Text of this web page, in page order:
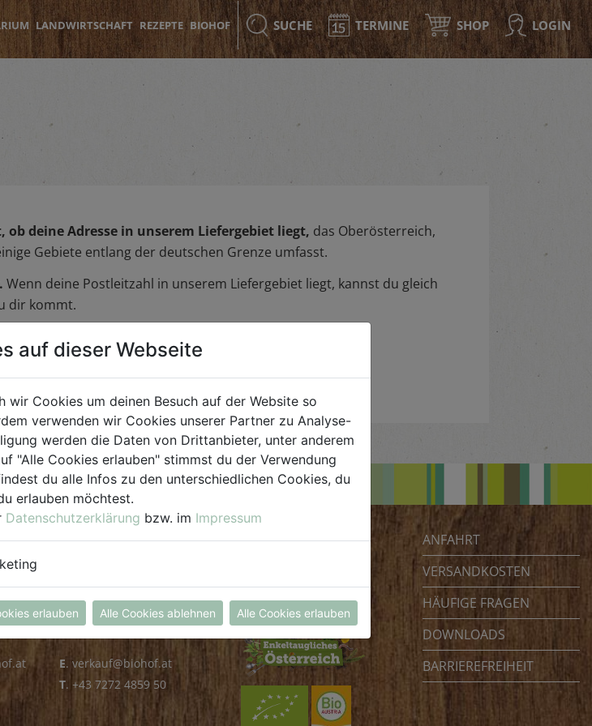
LANDWIRTSCHAFT REZEPTE BIOHOF SUCHE TERMINE SHOP LOGIN
deine Adresse in unserem Liefergebiet liegt, das Oberösterreich,
Gebiete entlang der deutschen Grenze umfasst.
Wenn deine Postleitzahl in unserem Liefergebiet liegt, kannst du gleich
dir kommt.
GROSSHANDEL
Mo - Do: 8.00 - 16.00 Uhr
E. verkauf@biohof.at
T. +43 7272 4859 50
Biohof Achleitner
4070 Eferding
Österreich
ANFAHRT
VERSANDKOSTEN
HÄUFIGE FRAGEN
DOWNLOADS
BARRIEREFREIHEIT
auf dieser Webseite
wir Cookies um deinen Besuch auf der Website so
verwenden wir Cookies unserer Partner zu Analyse-
werden die Daten von Drittanbieter, unter anderem
"Alle Cookies erlauben" stimmst du der Verwendung
du alle Infos zu den unterschiedlichen Cookies, du
erlauben möchtest.
Datenschutzerklärung bzw. im Impressum
erlauben Alle Cookies ablehnen Alle Cookies erlauben